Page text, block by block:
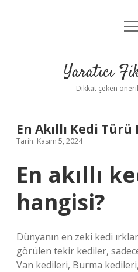
Yasal
Yaratıcı
Dikkat çeken
En Akıllı Kedi
Tarih: Kasım 5, 2024
En akıllı
hangisi?
Dünyanın en zeki kedi
görülen tekir kediler,
Van kedileri, Burma